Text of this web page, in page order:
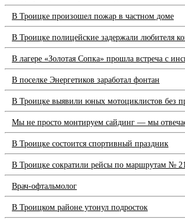
В Троицке произошел пожар в частном доме
В Троицке полицейские задержали любителя
В лагере «Золотая Сопка» прошла встреча с
В поселке Энергетиков заработал фонтан
В Троицке выявили юных мотоциклистов без
Мы не просто монтируем сайдинг — мы
В Троицке состоится спортивный праздник
В Троицке сократили рейсы по маршрутам №
Врач-офтальмолог
В Троицком районе утонул подросток